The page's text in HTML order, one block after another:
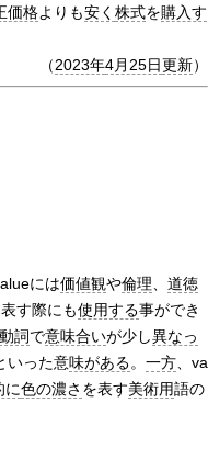
価格よりも安く 株式を購入す
（2023年4月25日更新）
には価値観や倫理
道徳
す際にも使用する事ができ
動詞で意味合いが少し異なっ
いった意味がある。 一方、va
に色の濃さ を表す美術用語の